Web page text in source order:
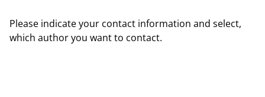
Please indicate your contact information and select,
which author you want to contact.